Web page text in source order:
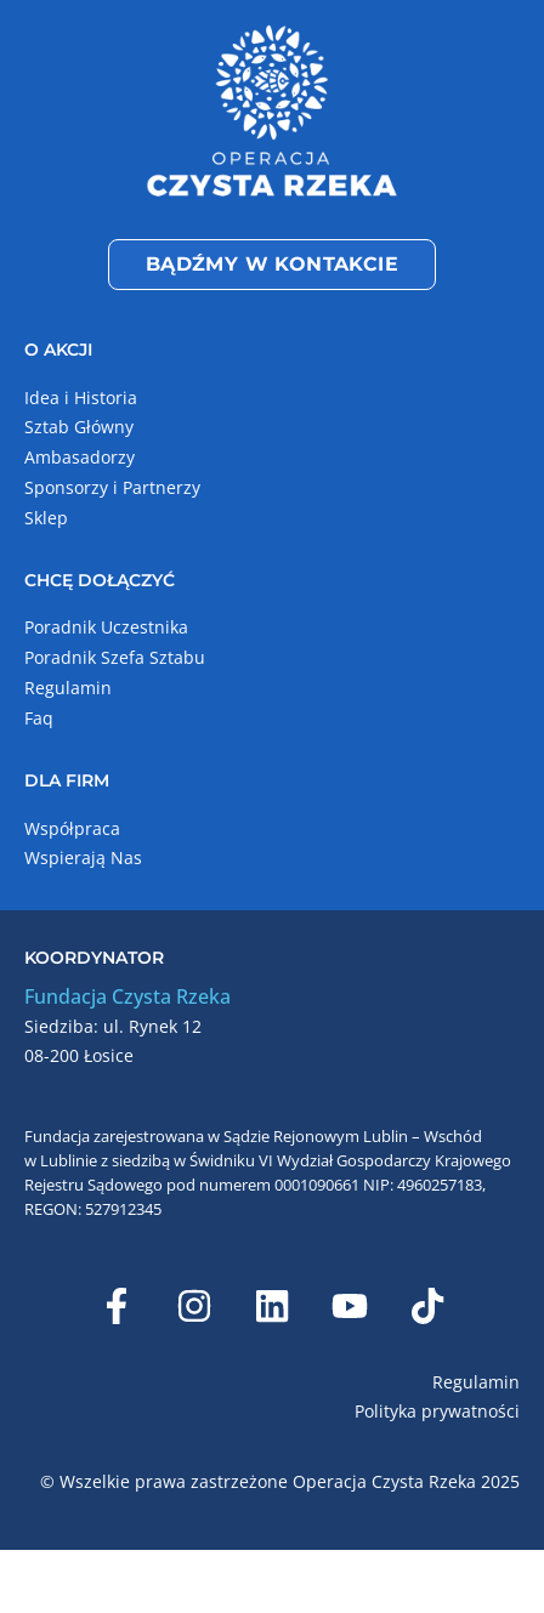
BĄDŹMY W KONTAKCIE
O AKCJI
Idea i Historia
Sztab Główny
Ambasadorzy
Sponsorzy i Partnerzy
Sklep
CHCĘ DOŁĄCZYĆ
Poradnik Uczestnika
Poradnik Szefa Sztabu
Regulamin
Faq
DLA FIRM
Współpraca
Wspierają Nas
KOORDYNATOR
Fundacja Czysta Rzeka
Siedziba: ul. Rynek 12
08-200 Łosice
Fundacja zarejestrowana w Sądzie Rejonowym Lublin – Wschód
w Lublinie z siedzibą w Świdniku VI Wydział Gospodarczy Krajowego
Rejestru Sądowego pod numerem 0001090661 NIP: 4960257183,
REGON: 527912345
Regulamin
Polityka prywatności
© Wszelkie prawa zastrzeżone Operacja Czysta Rzeka 2025